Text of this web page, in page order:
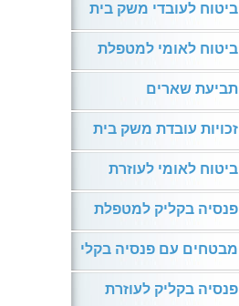
ביטוח לעובדי משק בית
ביטוח לאומי למטפלת
תביעת שארים
זכויות עובדת משק בית
ביטוח לאומי לעוזרת
פנסיה בקליק למטפלת
מבטחים עם פנסיה בקלי
פנסיה בקליק לעוזרת